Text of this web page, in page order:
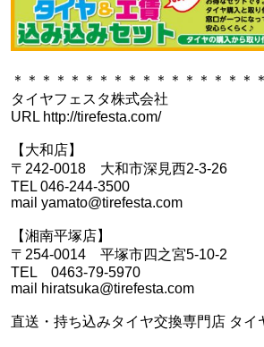
＊＊＊＊＊＊＊＊＊＊＊＊＊＊＊＊＊
タイヤフェスタ株式会社
URL http://tirefesta.com/
【大和店】
〒242-0018 大和市深見西2-3-26
TEL 046-244-3500
mail yamato@tirefesta.com
【湘南平塚店】
〒254-0014 平塚市四之宮5-10-2
TEL 0463-79-5970
mail hiratsuka@tirefesta.com
直送・持ち込みタイヤ交換専門店 タイ